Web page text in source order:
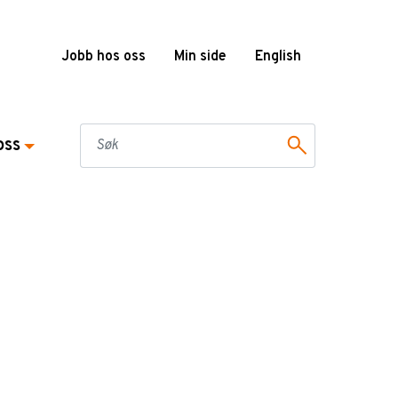
Jobb hos oss Min side English